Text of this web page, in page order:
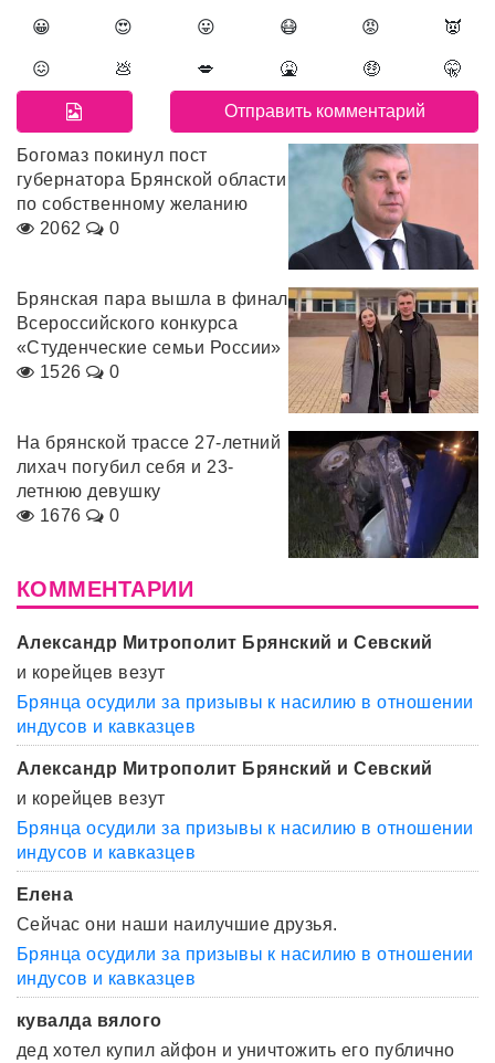
😀 😍 😛 😷 😡 👿
😖 💩 💋 🤮 🤑 🤫
Богомаз покинул пост
губернатора Брянской области
по собственному желанию
2062
0
Брянская пара вышла в финал
Всероссийского конкурса
«Студенческие семьи России»
1526
0
На брянской трассе 27-летний
лихач погубил себя и 23-
летнюю девушку
1676
0
КОММЕНТАРИИ
Александр Митрополит Брянский и Севский
и корейцев везут
Брянца осудили за призывы к насилию в отношении
индусов и кавказцев
Александр Митрополит Брянский и Севский
и корейцев везут
Брянца осудили за призывы к насилию в отношении
индусов и кавказцев
Елена
Сейчас они наши наилучшие друзья.
Брянца осудили за призывы к насилию в отношении
индусов и кавказцев
кувалда вялого
дед хотел купил айфон и уничтожить его публично